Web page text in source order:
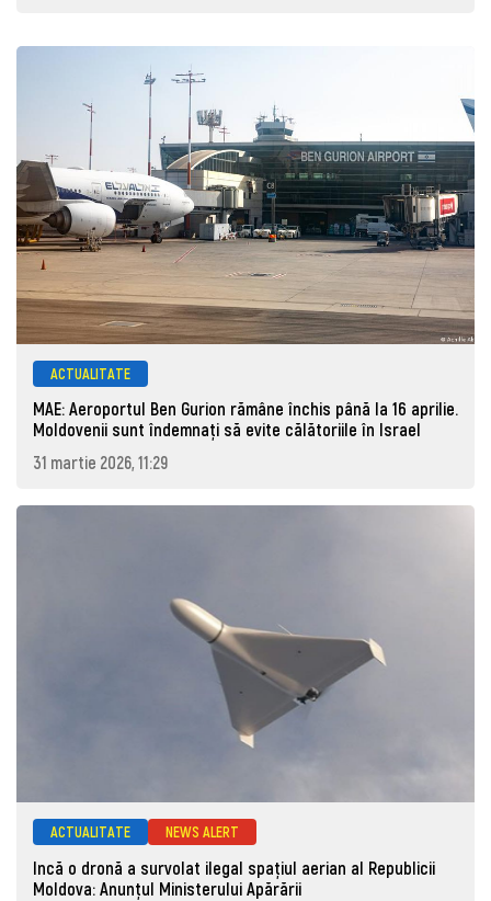
ACTUALITATE
MAE: Aeroportul Ben Gurion rămâne închis până la 16 aprilie.
Moldovenii sunt îndemnați să evite călătoriile în Israel
31 martie 2026, 11:29
ACTUALITATE NEWS ALERT
Incă o dronă a survolat ilegal spațiul aerian al Republicii
Moldova: Anunţul Ministerului Apărării